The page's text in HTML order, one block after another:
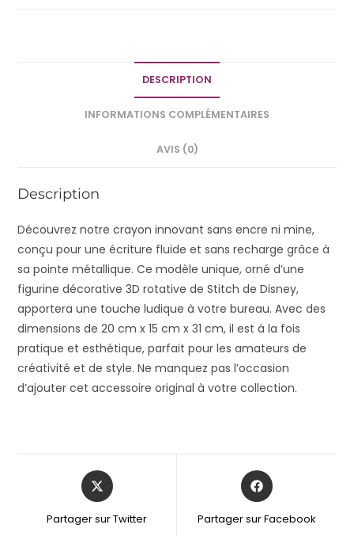
DESCRIPTION
INFORMATIONS COMPLÉMENTAIRES
AVIS (0)
Description
Découvrez notre crayon innovant sans encre ni mine,
conçu pour une écriture fluide et sans recharge grâce à
sa pointe métallique. Ce modèle unique, orné d’une
figurine décorative 3D rotative de Stitch de Disney,
apportera une touche ludique à votre bureau. Avec des
dimensions de 20 cm x 15 cm x 31 cm, il est à la fois
pratique et esthétique, parfait pour les amateurs de
créativité et de style. Ne manquez pas l’occasion
d’ajouter cet accessoire original à votre collection.
Partager sur Twitter Partager sur Facebook